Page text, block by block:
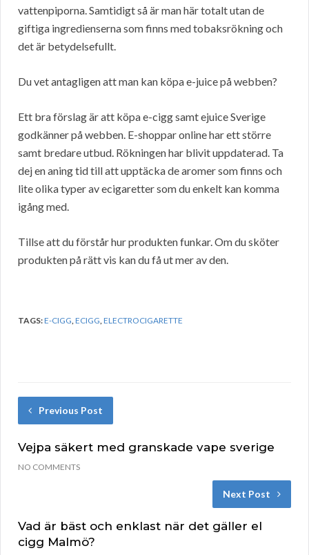
vattenpiporna. Samtidigt så är man här totalt utan de
giftiga ingredienserna som finns med tobaksrökning och
det är betydelsefullt.
Du vet antagligen att man kan köpa e-juice på webben?
Ett bra förslag är att köpa e-cigg samt ejuice Sverige
godkänner på webben. E-shoppar online har ett större
samt bredare utbud. Rökningen har blivit uppdaterad. Ta
dej en aning tid till att upptäcka de aromer som finns och
lite olika typer av ecigaretter som du enkelt kan komma
igång med.
Tillse att du förstår hur produkten funkar. Om du sköter
produkten på rätt vis kan du få ut mer av den.
TAGS:E-CIGG,ECIGG,ELECTROCIGARETTE
Previous Post
Vejpa säkert med granskade vape sverige
NO COMMENTS
Next Post
Vad är bäst och enklast när det gäller el
cigg Malmö?